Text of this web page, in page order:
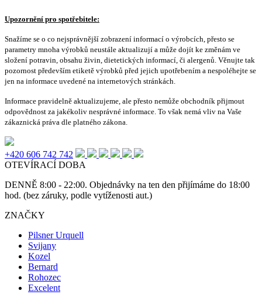
Upozornění pro spotřebitele:
Snažíme se o co nejsprávnější zobrazení informací o výrobcích, přesto se
parametry mnoha výrobků neustále aktualizují a může dojít ke změnám ve
složení potravin, obsahu živin, dietetických informací, či alergenů. Věnujte tak
pozornost především etiketě výrobků před jejich upotřebením a nespoléhejte se
jen na informace uvedené na internetových stránkách.
Informace pravidelně aktualizujeme, ale přesto nemůže obchodník přijmout
odpovědnost za jakékoliv nesprávné informace. To však nemá vliv na Vaše
zákaznická práva dle platného zákona.
+420 606 742 742
OTEVÍRACÍ DOBA
DENNĚ 8:00 - 22:00. Objednávky na ten den přijímáme do 18:00
hod. (bez záruky, podle vytíženosti aut.)
ZNAČKY
Pilsner Urquell
Svijany
Kozel
Bernard
Rohozec
Excelent